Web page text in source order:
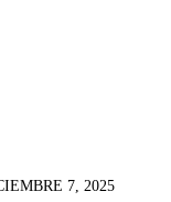
7, 2025